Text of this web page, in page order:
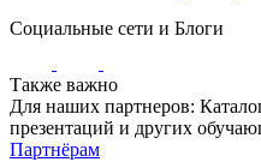
Социальные сети и Блоги
Также важно
Для наших партнеров:
презентаций и других
Партнёрам